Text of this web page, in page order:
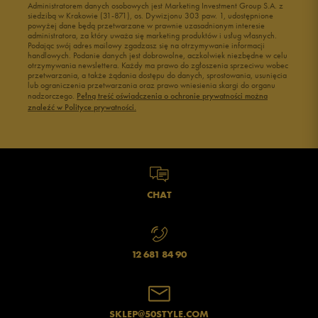
Buty męskie 41
Buty męskie 42
Buty męskie 43
Buty męskie 44
Buty męskie 45
Buty męskie 46
Administratorem danych osobowych jest Marketing Investment Group S.A. z
siedzibą w Krakowie (31-871), os. Dywizjonu 303 paw. 1, udostępnione
powyżej dane będą przetwarzane w prawnie uzasadnionym interesie
administratora, za który uważa się marketing produktów i usług własnych.
Podając swój adres mailowy zgadzasz się na otrzymywanie informacji
handlowych. Podanie danych jest dobrowolne, aczkolwiek niezbędne w celu
otrzymywania newslettera. Każdy ma prawo do zgłoszenia sprzeciwu wobec
przetwarzania, a także żądania dostępu do danych, sprostowania, usunięcia
lub ograniczenia przetwarzania oraz prawo wniesienia skargi do organu
nadzorczego. Pełną treść oświadczenia o ochronie prywatności można
znaleźć w Polityce prywatności.
CHAT
12 681 84 90
SKLEP@50STYLE.COM